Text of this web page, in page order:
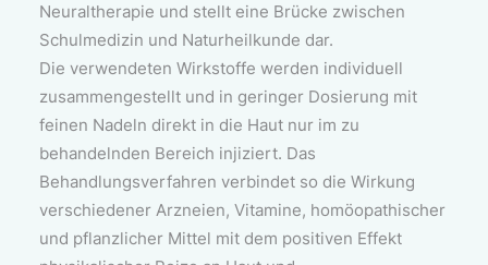
Neuraltherapie und stellt eine Brücke zwischen
Schulmedizin und Naturheilkunde dar.
Die verwendeten Wirkstoffe werden individuell
zusammengestellt und in geringer Dosierung mit
feinen Nadeln direkt in die Haut nur im zu
behandelnden Bereich injiziert. Das
Behandlungsverfahren verbindet so die Wirkung
verschiedener Arzneien, Vitamine, homöopathischer
und pflanzlicher Mittel mit dem positiven Effekt